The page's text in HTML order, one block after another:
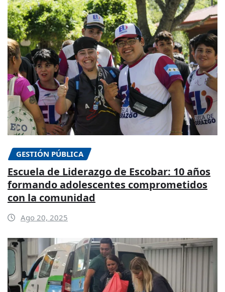
GESTIÓN PÚBLICA
Escuela de Liderazgo de Escobar: 10 años
formando adolescentes comprometidos
con la comunidad
Ago 20, 2025